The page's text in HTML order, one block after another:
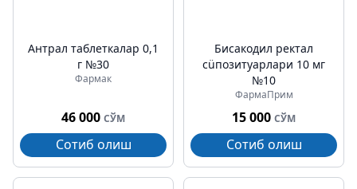
Антрал таблеткалар 0,1
г №30
Фармак
46 000 СЎМ
Сотиб олиш
Бисакодил ректал
сüпозитуарлари 10 мг
№10
ФармаПрим
15 000 СЎМ
Сотиб олиш